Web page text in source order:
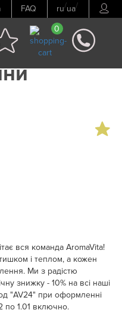
FAQ ru/ua/
0
вся команда AromaVita!
і теплом, а кожен
Ми з радістю
знижку - 10% на всі наші
"AV24" при оформленні
по 1.01 включно.